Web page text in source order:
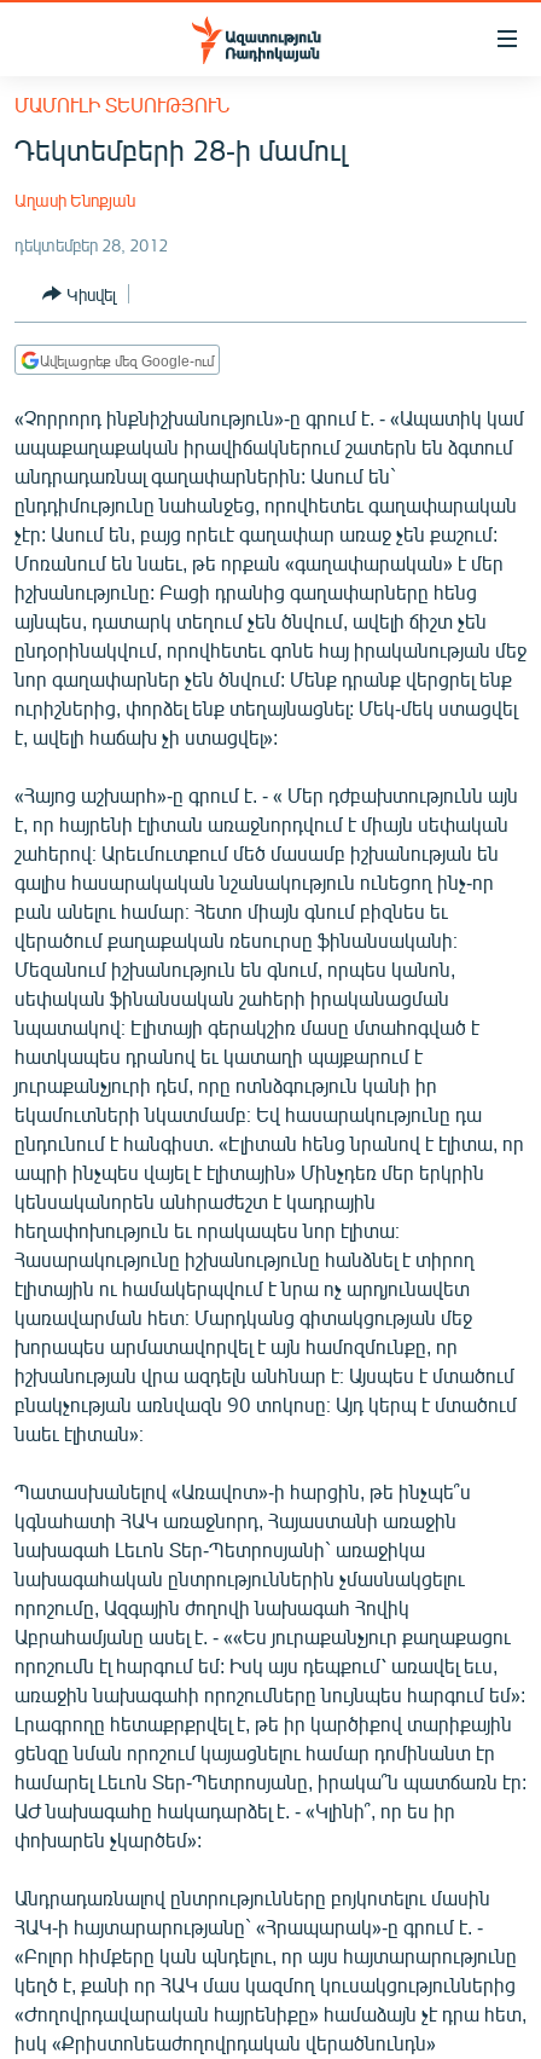
Մատչելիության
հիմնական
բովանդակությանը
հիմնական
մենյուին
ՀԱՅԱՍՏԱՆ
ՔԱՂԱՔԱԿԱՆ
ԸՆՏՐՈՒԹՅՈՒՆՆԵՐ 2026
ԻՐԱՎՈՒՆՔ
ՀԱՍԱՐԱԿՈՒԹՅՈՒՆ
ՂԱՐԱԲԱՂ
ՊԱՏԵՐԱԶՄԻ 6 ՇԱԲԱԹՆԵՐԸ
ՏԱՐԱԾԱՇՐՋԱՆ
ՄԻՋԱԶԳԱՅԻՆ
ՄՇԱԿՈՒՅԹ
ՍՊՈՐՏ
ՄԵԿՆԱԲԱՆՈՒԹՅՈՒՆ
ՏՏ ԵՒ ԻՆՏԵՐՆԵՏ
ԱՐԽԻՎ
ՏԵՍԱՆՅՈՒԹԵՐ
ԲԱՆԱՎԵՃ
ՁԳՏԵԼՈՎ ԼԱՎԱԳՈՒՅՆԻՆ
ՓՈԴՔԱՍԹ
Հայերեն
English
Русский
ՀԵՏԵՎԵՔ ՄԵԶ
«Ազատության» բոլոր կայքերը
ՄԱՄՈՒԼԻ ՏԵՍՈՒԹՅՈՒՆ
Դեկտեմբերի 28-ի մամուլ
Աղասի Ենոքյան
դեկտեմբեր 28, 2012
Կիսվել
Ավելացրեք մեզ Google-ում
«Չորրորդ ինքնիշխանություն»-ը գրում է. - «Ապատիկ կամ
ապաքաղաքական իրավիճակներում շատերն են ձգտում
անդրադառնալ գաղափարներին: Ասում են`
ընդդիմությունը նահանջեց, որովհետեւ գաղափարական
չէր: Ասում են, բայց որեւէ գաղափար առաջ չեն քաշում:
Մոռանում են նաեւ, թե որքան «գաղափարական» է մեր
իշխանությունը: Բացի դրանից գաղափարները հենց
այնպես, դատարկ տեղում չեն ծնվում, ավելի ճիշտ չեն
ընդօրինակվում, որովհետեւ գոնե հայ իրականության մեջ
նոր գաղափարներ չեն ծնվում: Մենք դրանք վերցրել ենք
ուրիշներից, փորձել ենք տեղայնացնել: Մեկ-մեկ ստացվել
է, ավելի հաճախ չի ստացվել»:
«Հայոց աշխարհ»-ը գրում է. - « Մեր դժբախտությունն այն
է, որ հայրենի էլիտան առաջնորդվում է միայն սեփական
շահերով։ Արեւմուտքում մեծ մասամբ իշխանության են
գալիս հասարակական նշանակություն ունեցող ինչ-որ
բան անելու համար։ Հետո միայն գնում բիզնես եւ
վերածում քաղաքական ռեսուրսը ֆինանսականի։
Մեզանում իշխանություն են գնում, որպես կանոն,
սեփական ֆինանսական շահերի իրականացման
նպատակով։ Էլիտայի գերակշիռ մասը մտահոգված է
հատկապես դրանով եւ կատաղի պայքարում է
յուրաքանչյուրի դեմ, որը ոտնձգություն կանի իր
եկամուտների նկատմամբ։ Եվ հասարակությունը դա
ընդունում է հանգիստ. «Էլիտան հենց նրանով է էլիտա, որ
ապրի ինչպես վայել է էլիտային» Մինչդեռ մեր երկրին
կենսականորեն անհրաժեշտ է կադրային
հեղափոխություն եւ որակապես նոր էլիտա։
Հասարակությունը իշխանությունը հանձնել է տիրող
էլիտային ու համակերպվում է նրա ոչ արդյունավետ
կառավարման հետ։ Մարդկանց գիտակցության մեջ
խորապես արմատավորվել է այն համոզմունքը, որ
իշխանության վրա ազդելն անհնար է։ Այսպես է մտածում
բնակչության առնվազն 90 տոկոսը։ Այդ կերպ է մտածում
նաեւ էլիտան»։
Պատասխանելով «Առավոտ»-ի հարցին, թե ինչպե՞ս
կգնահատի ՀԱԿ առաջնորդ, Հայաստանի առաջին
նախագահ Լեւոն Տեր-Պետրոսյանի` առաջիկա
նախագահական ընտրություններին չմասնակցելու
որոշումը, Ազգային ժողովի նախագահ Հովիկ
Աբրահամյանը ասել է. - ««Ես յուրաքանչյուր քաղաքացու
որոշումն էլ հարգում եմ: Իսկ այս դեպքում՝ առավել եւս,
առաջին նախագահի որոշումները նույնպես հարգում եմ»:
Լրագրողը հետաքրքրվել է, թե իր կարծիքով տարիքային
ցենզը նման որոշում կայացնելու համար դոմինանտ էր
համարել Լեւոն Տեր-Պետրոսյանը, իրակա՞ն պատճառն էր:
ԱԺ նախագահը հակադարձել է. - «Կլինի՞, որ ես իր
փոխարեն չկարծեմ»:
Անդրադառնալով ընտրությունները բոյկոտելու մասին
ՀԱԿ-ի հայտարարությանը` «Հրապարակ»-ը գրում է. -
«Բոլոր հիմքերը կան պնդելու, որ այս հայտարարությունը
կեղծ է, քանի որ ՀԱԿ մաս կազմող կուսակցություններից
«Ժողովրդավարական հայրենիքը» համաձայն չէ դրա հետ,
իսկ «Քրիստոնեաժողովրդական վերածնունդն»